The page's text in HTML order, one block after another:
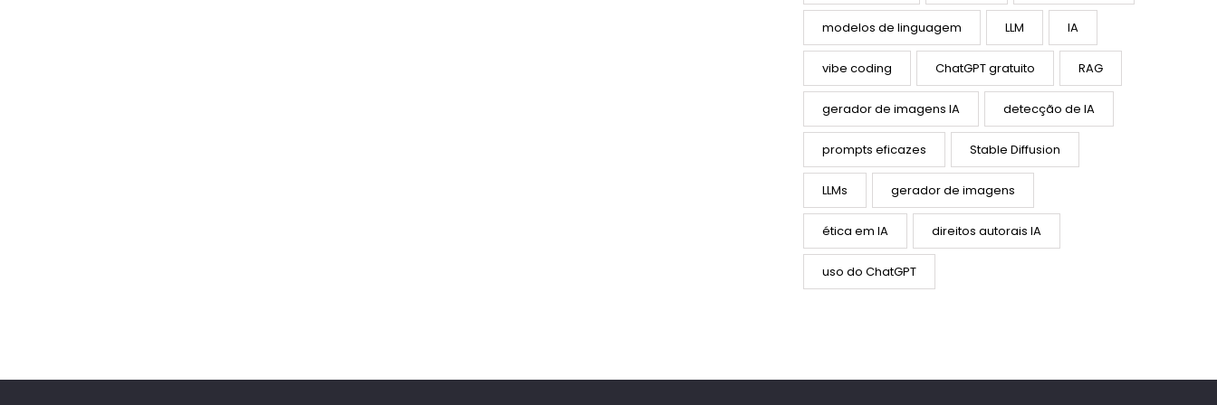
modelos de linguagem LLM IA
vibe coding ChatGPT gratuito RAG
gerador de imagens IA detecção de IA
prompts eficazes Stable Diffusion
LLMs gerador de imagens
ética em IA direitos autorais IA
uso do ChatGPT